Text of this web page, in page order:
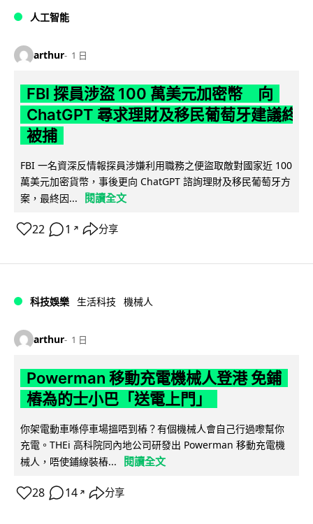
人工智能
arthur 1 日
FBI 探員涉盜 100 萬美元加密幣 向
ChatGPT 尋求理財及移民葡萄牙建議終
被捕
FBI 一名資深反情報探員涉嫌利用職務之便盜取敵對國家近 100
萬美元加密貨幣，事後更向 ChatGPT 諮詢理財及移民葡萄牙方
案，最終因...
閱讀全文
22 1 ↗ 分享
科技娛樂 生活科技 機械人
arthur 1 日
Powerman 移動充電機械人登港 免鋪
樁為的士小巴「送電上門」
你架電動車喺停車場搵唔到樁？有個機械人會自己行過嚟幫你
充電。THEi 高科院同內地公司研發出 Powerman 移動充電機
械人，唔使鋪線裝樁...
閱讀全文
28 14 ↗ 分享